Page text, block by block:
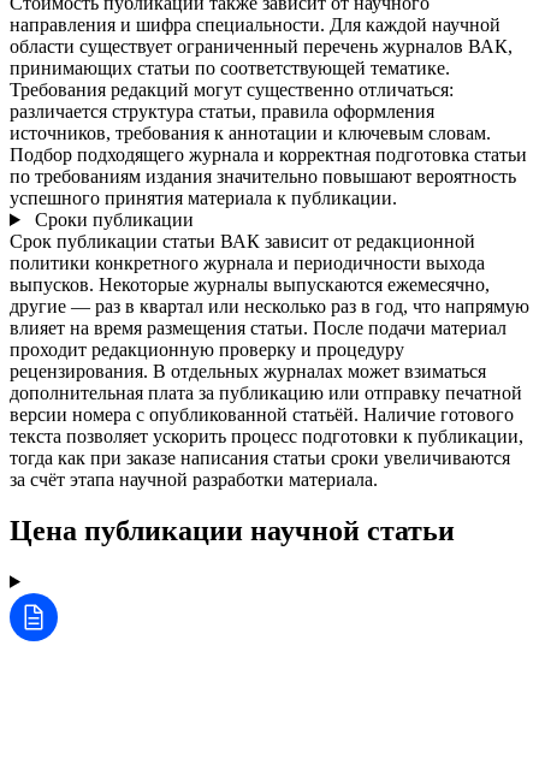
направления и шифра специальности. Для каждой научной
области существует ограниченный перечень журналов ВАК,
принимающих статьи по соответствующей тематике.
Требования редакций могут существенно отличаться:
различается структура статьи, правила оформления
источников, требования к аннотации и ключевым словам.
Подбор подходящего журнала и корректная подготовка статьи
по требованиям издания значительно повышают вероятность
успешного принятия материала к публикации.
Сроки публикации
Срок публикации статьи ВАК зависит от редакционной
политики конкретного журнала и периодичности выхода
выпусков. Некоторые журналы выпускаются ежемесячно,
другие — раз в квартал или несколько раз в год, что напрямую
влияет на время размещения статьи. После подачи материал
проходит редакционную проверку и процедуру
рецензирования. В отдельных журналах может взиматься
дополнительная плата за публикацию или отправку печатной
версии номера с опубликованной статьёй. Наличие готового
текста позволяет ускорить процесс подготовки к публикации,
тогда как при заказе написания статьи сроки увеличиваются
за счёт этапа научной разработки материала.
Цена публикации научной статьи